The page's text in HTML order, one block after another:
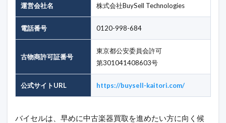
運営会社名 株式会社BuySell Technologies
電話番号 0120-998-684
古物商許可証番号
東京都公安委員会許可
第301041408603号
公式サイトURL https://buysell-kaitori.com/
バイセルは、早めに中古楽器買取を進めたい方に向く候